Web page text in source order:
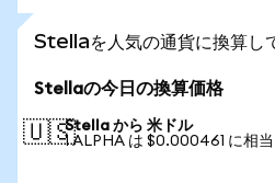
Stellaを人気の通貨に換算し
Stellaの今日の換算価格
🇺🇸Stella から 米ドル
1 ALPHA は $0.000461 に相当